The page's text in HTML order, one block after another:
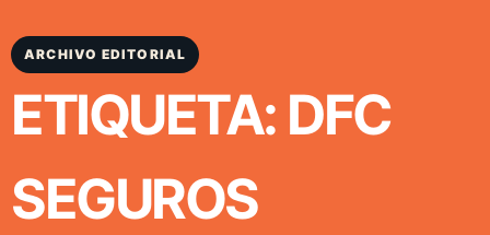
ARCHIVO EDITORIAL
ETIQUETA: DFC
SEGUROS